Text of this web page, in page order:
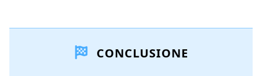
Aggiungi CommentoCONCLUSIONE